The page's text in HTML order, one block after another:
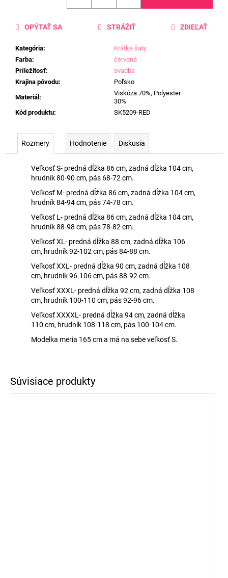
Kategória:
Krátke šaty
Farba:
červená
Príležitosť:
svadba
Krajina pôvodu:
Poľsko
Materiál :
Viskóza 70%, Polyester
30%
Kód produktu: SK5209-RED
OPÝTAŤ SA STRÁŽIŤ ZDIEĽAŤ
Rozmery Hodnotenie Diskusia
Veľkosť S- predná dĺžka 86 cm, zadná dĺžka 104 cm,
hrudník 80-90 cm, pás 68-72 cm.
Veľkosť M- predná dĺžka 86 cm, zadná dĺžka 104 cm,
hrudník 84-94 cm, pás 74-78 cm.
Veľkosť L- predná dĺžka 86 cm, zadná dĺžka 104 cm,
hrudník 88-98 cm, pás 78-82 cm.
Veľkosť XL- predná dĺžka 88 cm, zadná dĺžka 106
cm, hrudník 92-102 cm, pás 84-88 cm.
Veľkosť XXL- predná dĺžka 90 cm, zadná dĺžka 108
cm, hrudník 96-106 cm, pás 88-92 cm.
Veľkosť XXXL- predná dĺžka 92 cm, zadná dĺžka 108
cm, hrudník 100-110 cm, pás 92-96 cm.
Veľkosť XXXXL- predná dĺžka 94 cm, zadná dĺžka
110 cm, hrudník 108-118 cm, pás 100-104 cm.
Modelka meria 165 cm a má na sebe veľkosť S.